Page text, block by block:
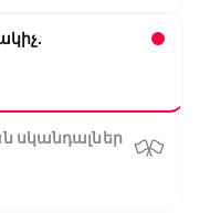
սկանդալներ